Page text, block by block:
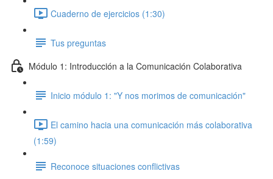
Cuaderno de ejercicios (1:30)
Tus preguntas
Módulo 1: Introducción a la Comunicación Colaborativa
Inicio módulo 1: "Y nos morimos de comunicación"
El camino hacia una comunicación más colaborativa
(1:59)
Reconoce situaciones conflictivas